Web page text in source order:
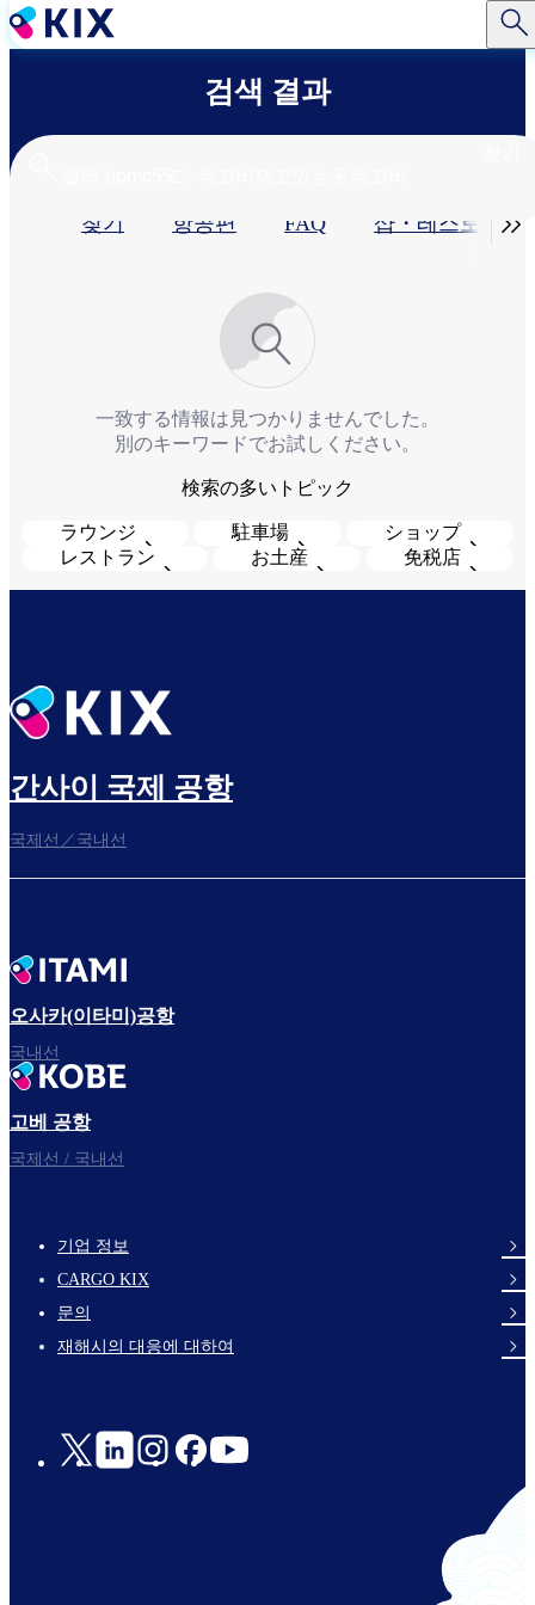
주
요
로
건
검색 결과
찾기 항공편 FAQ 샵・레스토랑​ 
一致する情報は見つかりませんでした。
別のキーワードでお試しください。
検索の多いトピック
ラウンジ 駐車場
ショップ
レストラン
お土産 免税店
간사이 국제 공항
국제선／국내선
오사카(이타미)공항
국내선
고베 공항
국제선 / 국내선
footer-
links-
en-
기업 정보
CARGO KIX
문의
재해시의 대응에 대하여
Social